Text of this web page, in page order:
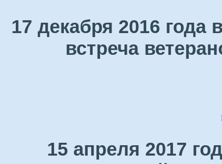
17 декабря 2016 года
встреча
15 апреля 2017